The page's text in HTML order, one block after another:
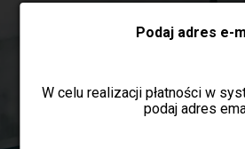
Podaj adres e-
W celu realizacji płatności w
podaj adres